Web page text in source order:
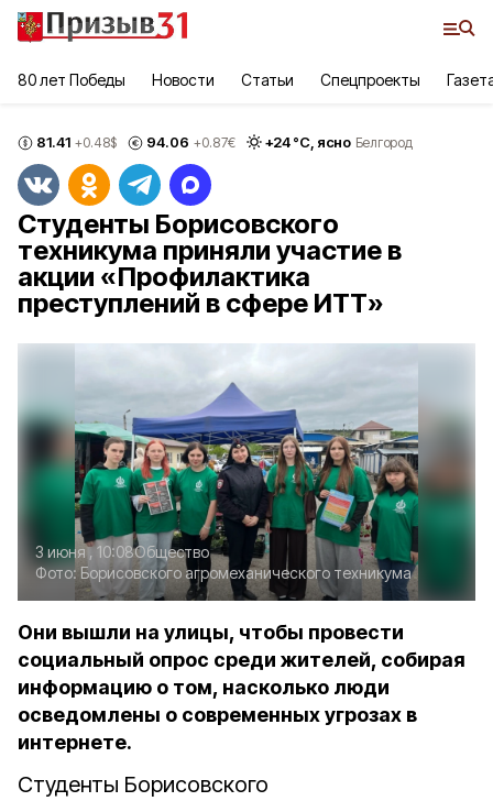
80 лет Победы Новости Статьи Спецпроекты
81.41 +0.48$ 94.06 +0.87€ +24°С, ясно Белгород
Студенты Борисовского
техникума приняли участие в
акции «Профилактика
преступлений в сфере ИТТ»
3 июня , 10:08Общество
Фото: Борисовского агромеханического техникума
Они вышли на улицы, чтобы провести
социальный опрос среди жителей, собирая
информацию о том, насколько люди
осведомлены о современных угрозах в
интернете.
Студенты Борисовского